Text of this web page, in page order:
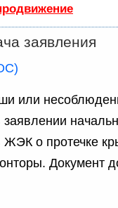
заявления
или
заявлении
ЖЭК о протечке
Документ